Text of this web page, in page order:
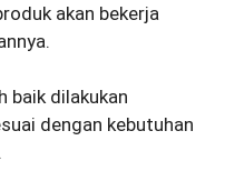
akan bekerja
baik dilakukan
dengan kebutuhan